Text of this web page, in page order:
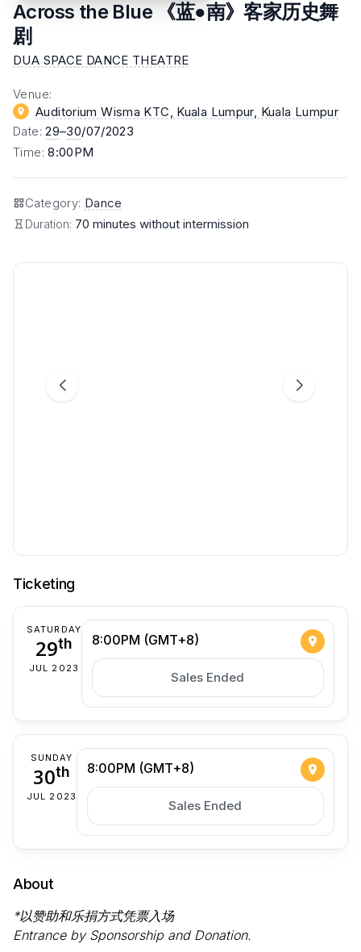
Across the Blue 《蓝●南》客家历史舞
剧
DUA SPACE DANCE THEATRE
Venue:
Auditorium Wisma KTC, Kuala Lumpur, Kuala Lumpur
Date:29–30/07/2023
Time:8:00PM
Category: Dance
Duration: 70 minutes without intermission
Ticketing
SATURDAY
29th
JUL 2023
8:00PM (GMT+8)
Sales Ended
SUNDAY
30th
JUL 2023
8:00PM (GMT+8)
Sales Ended
About
*以赞助和乐捐方式凭票入场
Entrance by Sponsorship and Donation.